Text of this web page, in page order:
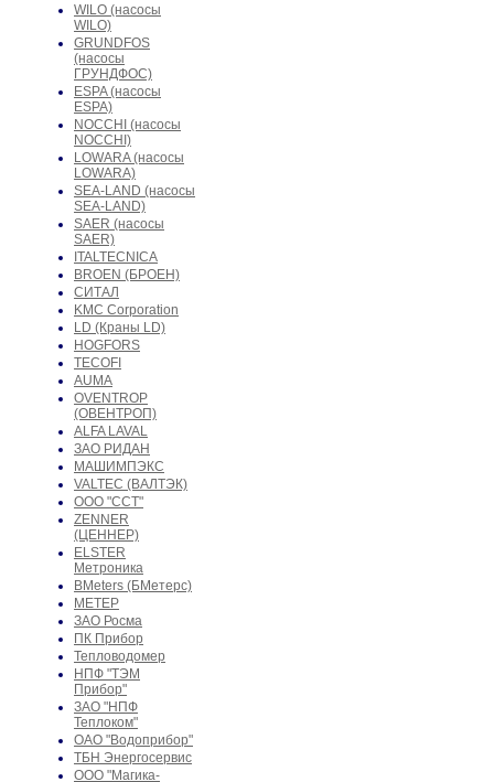
WILO (насосы
WILO)
GRUNDFOS
(насосы
ГРУНДФОС)
ESPA (насосы
ESPA)
NOCCHI (насосы
NOCCHI)
LOWARA (насосы
LOWARA)
SEA-LAND (насосы
SEA-LAND)
SAER (насосы
SAER)
ITALTECNICA
BROEN (БРОЕН)
СИТАЛ
KMC Corporation
LD (Краны LD)
HOGFORS
TECOFI
AUMA
OVENTROP
(ОВЕНТРОП)
ALFA LAVAL
ЗАО РИДАН
МАШИМПЭКС
VALTEC (ВАЛТЭК)
ООО "ССТ"
ZENNER
(ЦЕННЕР)
ELSTER
Метроника
BMeters (БМетерс)
МЕТЕР
ЗАО Росма
ПК Прибор
Тепловодомер
НПФ "ТЭМ
Прибор"
ЗАО "НПФ
Теплоком"
ОАО "Водоприбор"
ТБН Энергосервис
ООО "Магика-